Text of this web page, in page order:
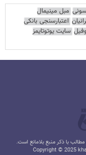
مبل مینیمال
اعتبارسنجی بانکی
سایت یوتوتایمز
با ذکر منبع بلامانع است.
Copyright © 2025